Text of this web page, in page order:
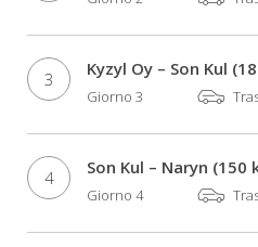
3 Kyzyl Oy – Son Kul
Giorno 3
4 Son Kul – Naryn (150
Giorno 4